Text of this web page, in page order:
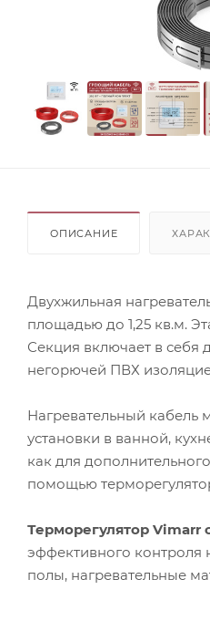
ОПИСАНИЕ
Двухжильная
площадью до 1,25 кв.м.
Секция включает в
негорючей ПВХ
Нагревательный кабель
установки в ванной,
как для
помощью
Терморегулятор Vimarr
эффективного контроля
полы, нагревательные